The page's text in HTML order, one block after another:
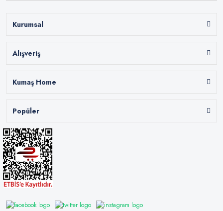
Kurumsal
Alışveriş
Kumaş Home
Popüler